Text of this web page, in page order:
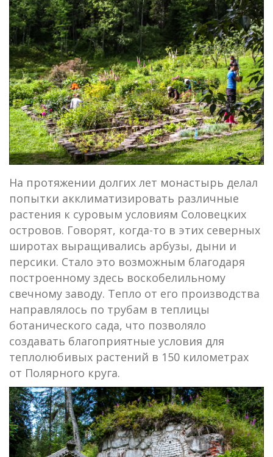
На протяжении долгих лет монастырь делал
попытки акклиматизировать различные
растения к суровым условиям Соловецких
островов. Говорят, когда-то в этих северных
широтах выращивались арбузы, дыни и
персики. Стало это возможным благодаря
построенному здесь воскобелильному
свечному заводу. Тепло от его производства
направлялось по трубам в теплицы
ботанического сада, что позволяло
создавать благоприятные условия для
теплолюбивых растений в 150 километрах
от Полярного круга.